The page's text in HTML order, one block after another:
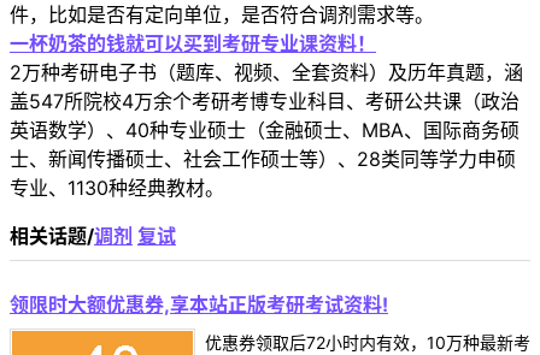
件，比如是否有定向单位，是否符合调剂需求等。
一杯奶茶的钱就可以买到考研专业课资料！
2万种考研电子书（题库、视频、全套资料）及历年真题，涵
盖547所院校4万余个考研考博专业科目、考研公共课（政治
英语数学）、40种专业硕士（金融硕士、MBA、国际商务硕
士、新闻传播硕士、社会工作硕士等）、28类同等学力申硕
专业、1130种经典教材。
相关话题/调剂 复试
领限时大额优惠券,享本站正版考研考试资料!
优惠券领取后72小时内有效，10万种最新考